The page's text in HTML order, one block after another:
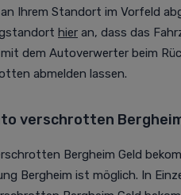
Ihrem Standort im Vorfeld
hier an, dass das
dem Autoverwerter beim
abmelden lassen.
verschrotten
Bergheim Geld
Bergheim ist möglich. In